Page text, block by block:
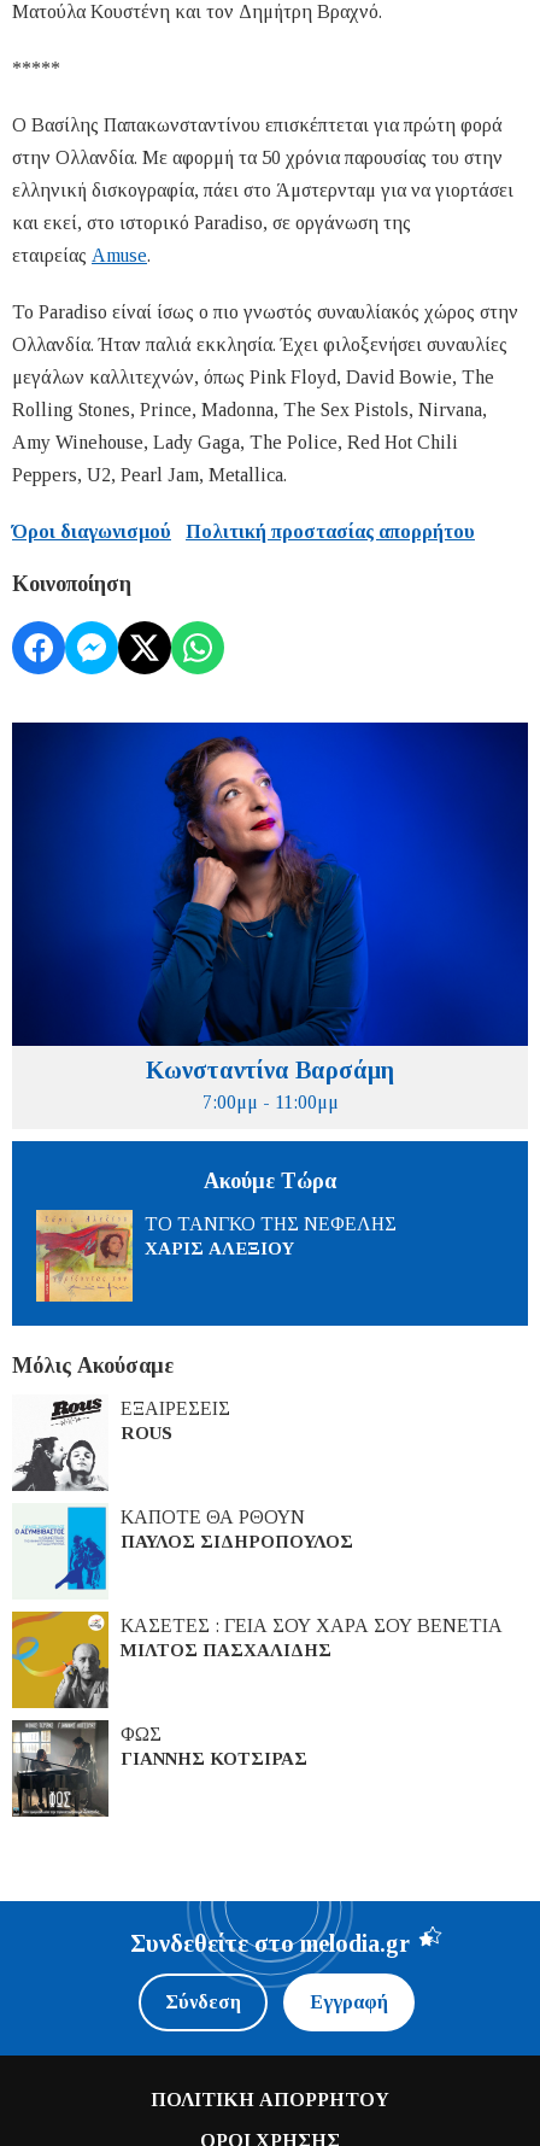
Ματούλα Κουστένη και τον Δημήτρη Βραχνό.
*****
Ο Βασίλης Παπακωνσταντίνου επισκέπτεται για πρώτη φορά
στην Ολλανδία. Με αφορμή τα 50 χρόνια παρουσίας του στην
ελληνική δισκογραφία, πάει στο Άμστερνταμ για να γιορτάσει
και εκεί, στο ιστορικό Paradiso, σε οργάνωση της
εταιρείας Αmuse.
Το Paradiso είναί ίσως ο πιο γνωστός συναυλίακός χώρος στην
Ολλανδία. Ήταν παλιά εκκλησία. Έχει φιλοξενήσει συναυλίες
μεγάλων καλλιτεχνών, όπως Pink Floyd, David Bowie, The
Rolling Stones, Prince, Madonna, The Sex Pistols, Nirvana,
Amy Winehouse, Lady Gaga, The Police, Red Hot Chili
Peppers, U2, Pearl Jam, Metallica.
Όροι διαγωνισμού Πολιτική προστασίας απορρήτου
Κοινοποίηση
Κωνσταντίνα Βαρσάμη
7:00μμ - 11:00μμ
Ακούμε Τώρα
ΤΟ ΤΑΝΓΚΟ ΤΗΣ ΝΕΦΕΛΗΣ
ΧΑΡΙΣ ΑΛΕΞΙΟΥ
Μόλις Ακούσαμε
ΕΞΑΙΡΕΣΕΙΣ
ROUS
ΚΑΠΟΤΕ ΘΑ ΡΘΟΥΝ
ΠΑΥΛΟΣ ΣΙΔΗΡΟΠΟΥΛΟΣ
ΚΑΣΕΤΕΣ : ΓΕΙΑ ΣΟΥ ΧΑΡΑ ΣΟΥ ΒΕΝΕΤΙΑ
ΜΙΛΤΟΣ ΠΑΣΧΑΛΙΔΗΣ
ΦΩΣ
ΓΙΑΝΝΗΣ ΚΟΤΣΙΡΑΣ
Συνδεθείτε στο melodia.gr
Σύνδεση Εγγραφή
ΠΟΛΙΤΙΚΗ ΑΠΟΡΡΗΤΟΥ
ΟΡΟΙ ΧΡΗΣΗΣ